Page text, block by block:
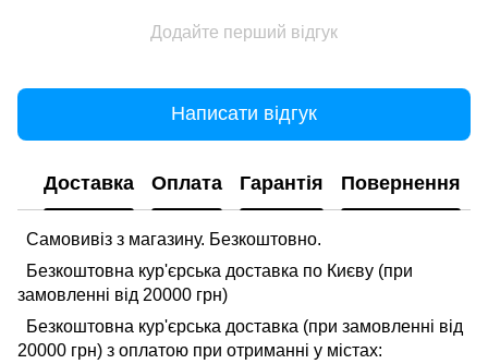
Додайте перший відгук
Написати відгук
Доставка Оплата Гарантія Повернення
Самовивіз з магазину. Безкоштовно.
Безкоштовна кур'єрська доставка по Києву (при
замовленні від 20000 грн)
Безкоштовна кур'єрська доставка (при замовленні від
20000 грн) з оплатою при отриманні у містах: